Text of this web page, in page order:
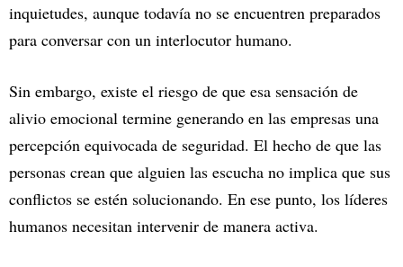
inquietudes, aunque todavía no se encuentren preparados
para conversar con un interlocutor humano.
Sin embargo, existe el riesgo de que esa sensación de
alivio emocional termine generando en las empresas una
percepción equivocada de seguridad. El hecho de que las
personas crean que alguien las escucha no implica que sus
conflictos se estén solucionando. En ese punto, los líderes
humanos necesitan intervenir de manera activa.